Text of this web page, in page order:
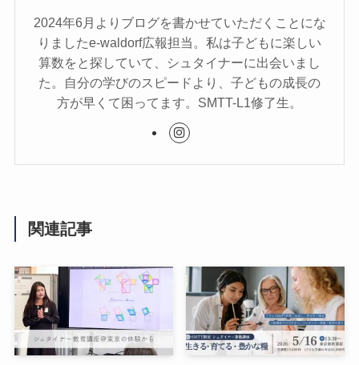
2024年6月よりブログを書かせていただくことにな
りましたe-waldorf広報担当。私は子どもに楽しい
算数をと探していて、シュタイナーに出会いまし
た。自分の学びのスピードより、子どもの成長の
方が早くて困ってます。SMTT-L1修了生。
関連記事